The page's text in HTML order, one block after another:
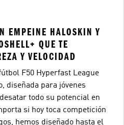
EMPEINE HALOSKIN Y
QUE TE
Y VELOCIDAD
F50 Hyperfast League
diseñada para jóvenes
todo su potencial en
si hoy toca competición
hemos diseñado hasta el